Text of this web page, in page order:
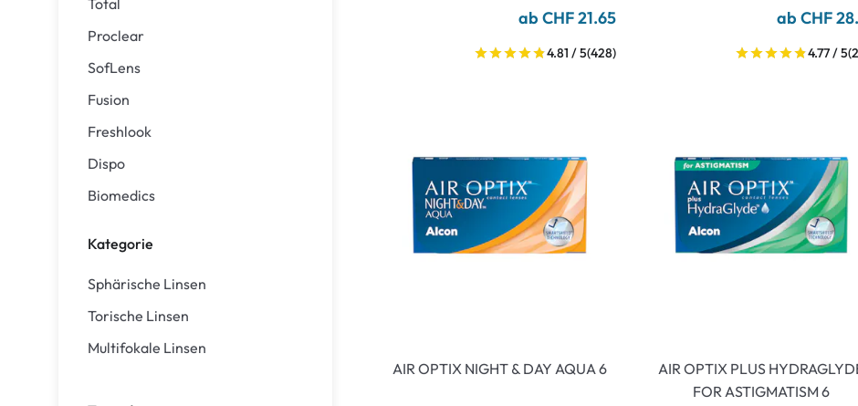
Total
Proclear
SofLens
Fusion
Freshlook
Dispo
Biomedics
Kategorie
Sphärische Linsen
Torische Linsen
Multifokale Linsen
ab CHF 21.65
4.81 / 5(428)
ab CHF
4.77 / 5
AIR OPTIX NIGHT & DAY AQUA 6
AIR OPTIX PLUS
FOR ASTIGMATISM 6